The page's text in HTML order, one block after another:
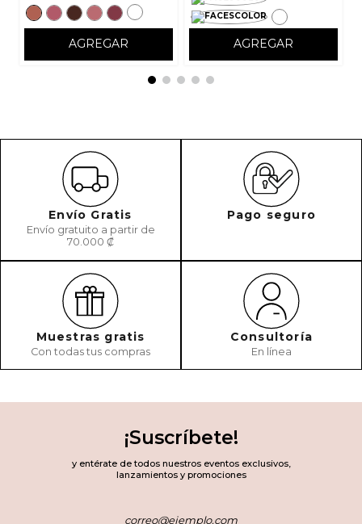
AGREGAR AGREGAR
Envío Gratis
Envío gratuito a partir de
70.000 ₡
Pago seguro
Muestras gratis
Con todas tus compras
Consultoría
En línea
¡Suscríbete!
y entérate de todos nuestros eventos exclusivos,
lanzamientos y promociones